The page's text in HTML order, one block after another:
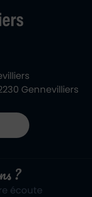
Gennevilliers
?
écoute